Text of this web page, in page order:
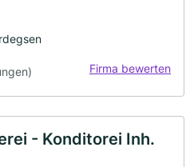
Firma bewerten
- Konditorei Inh.